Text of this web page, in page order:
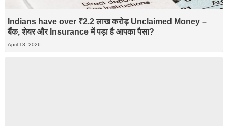
Indians have over ₹2.2 लाख करोड़ Unclaimed Money –
बैंक, शेयर और Insurance में पड़ा है आपका पैसा?
April 13, 2026